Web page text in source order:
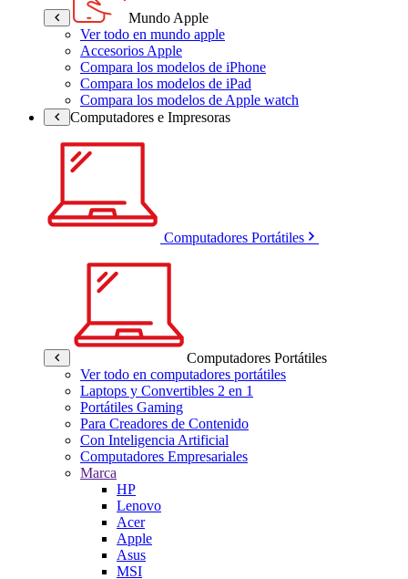
Mundo Apple
Ver todo en mundo apple
Accesorios Apple
Compara los modelos de iPhone
Compara los modelos de iPad
Compara los modelos de Apple watch
Computadores e Impresoras
Computadores Portátiles
Computadores Portátiles
Ver todo en computadores portátiles
Laptops y Convertibles 2 en 1
Portátiles Gaming
Para Creadores de Contenido
Con Inteligencia Artificial
Computadores Empresariales
Marca
HP
Lenovo
Acer
Apple
Asus
MSI